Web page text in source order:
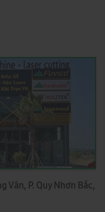
Vân, P. Quy Nhơn Bắc,